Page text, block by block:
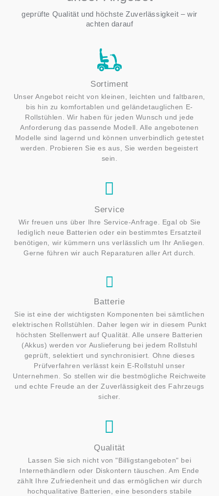
geprüfte Qualität und höchste Zuverlässigkeit – wir
achten darauf
Sortiment
Unser Angebot reicht von kleinen, leichten und faltbaren,
bis hin zu komfortablen und geländetauglichen E-
Rollstühlen. Wir haben für jeden Wunsch und jede
Anforderung das passende Modell. Alle angebotenen
Modelle sind lagernd und können unverbindlich getestet
werden. Probieren Sie es aus, Sie werden begeistert
sein.
Service
Wir freuen uns über Ihre Service-Anfrage. Egal ob Sie
lediglich neue Batterien oder ein bestimmtes Ersatzteil
benötigen, wir kümmern uns verlässlich um Ihr Anliegen.
Gerne führen wir auch Reparaturen aller Art durch.
Batterie
Sie ist eine der wichtigsten Komponenten bei sämtlichen
elektrischen Rollstühlen. Daher legen wir in diesem Punkt
höchsten Stellenwert auf Qualität. Alle unsere Batterien
(Akkus) werden vor Auslieferung bei jedem Rollstuhl
geprüft, selektiert und synchronisiert. Ohne dieses
Prüfverfahren verlässt kein E-Rollstuhl unser
Unternehmen. So stellen wir die bestmögliche Reichweite
und echte Freude an der Zuverlässigkeit des Fahrzeugs
sicher.
Qualität
Lassen Sie sich nicht von "Billigstangeboten" bei
Internethändlern oder Diskontern täuschen. Am Ende
zählt Ihre Zufriedenheit und das ermöglichen wir durch
hochqualitative Batterien, eine besonders stabile